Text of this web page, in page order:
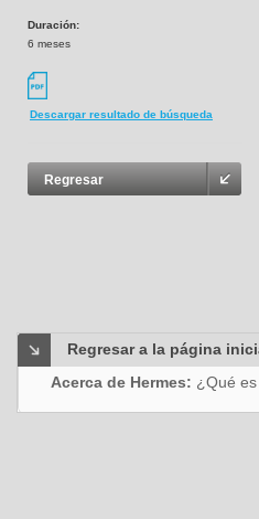
Duración:
6 meses
Descargar resultado de búsqueda
Regresar
Regresar a la página
Acerca de Hermes: ¿Qué